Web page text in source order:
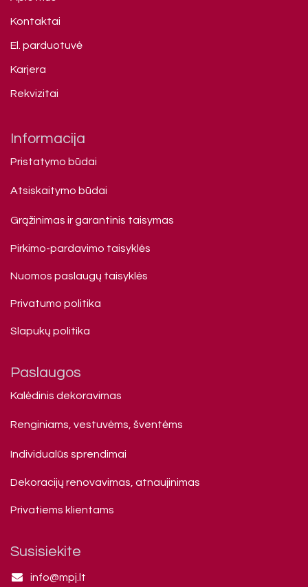
Kontaktai
El. parduotuvė
Karjera
Rekvizitai
Informacija
Pristatymo būdai
Atsiskaitymo būdai
Grąžinimas ir garantinis taisymas
Pirkimo-pardavimo taisyklės
Nuomos paslaugų taisyklės
Privatumo politika
Slapukų politika
Paslaugos
Kalėdinis dekoravimas
Renginiams, vestuvėms, šventėms
Individualūs sprendimai
Dekoracijų renovavimas, atnaujinimas
Privatiems klienta​ms
Susisiekite
info@mpj.lt